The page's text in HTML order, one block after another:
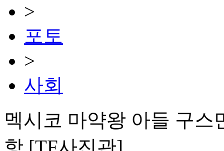
>
포토
>
사회
멕시코 마약왕 아들 구